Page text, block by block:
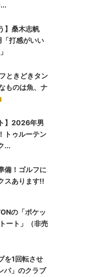
】桑木志帆
打感がいい
ときどきタン
ものは魚、ナ
】2026年男
トゥルーテン
...
備！ゴルフに
スあります!!
の「ポケッ
ート」（非売
を1回転させ
パ」のクラブ